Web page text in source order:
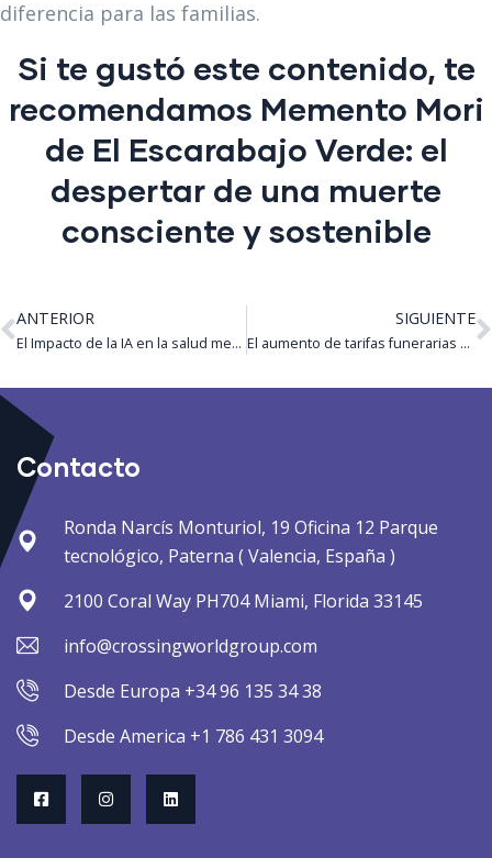
diferencia para las familias.
Si te gustó este contenido, te
recomendamos Memento Mori
de El Escarabajo Verde: el
despertar de una muerte
consciente y sostenible
ANTERIOR
El Impacto de la IA en la salud mental ¿Avance o amenaza?
SIGUIENTE
El aumento de tarifas funerarias en Bogotá este 2025 ¿Qué pasó?
Contacto
Ronda Narcís Monturiol, 19 Oficina 12 Parque
tecnológico, Paterna ( Valencia, España )
2100 Coral Way PH704 Miami, Florida 33145
info@crossingworldgroup.com
Desde Europa +34 96 135 34 38
Desde America +1 786 431 3094